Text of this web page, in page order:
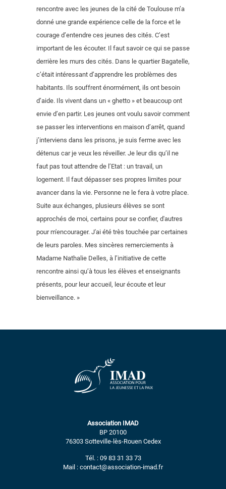
rencontre avec les jeunes de la cité de Toulouse m’a
donné une grande expérience celle de la force et le
courage d’entendre ces jeunes des cités. C’est
important de les écouter. Il faut savoir ce qui se passe
derrière les murs des cités. Dans le quartier Bagatelle,
c’était intéressant d’apprendre les problèmes des
habitants. Ils souffrent énormément, ils ont besoin
d’aide. Ils vivent dans un « ghetto » et beaucoup ont
envie d’en partir. Les jeunes ont voulu savoir comment
se passer les interventions en maison d’arrêt, quand
j’interviens dans les prisons, je suis ferme avec les
détenus car je veux les réveiller. Je leur dis qu’il ne
faut pas tout attendre de l’Etat : un travail, un
logement. Il faut dépasser ses propres limites pour
avancer dans la vie. Personne ne le fera à votre place.
Suite aux échanges, plusieurs élèves se sont
approchés de moi, certains pour se confier, d'autres
pour m'encourager. J'ai été très touchée par certaines
de leurs paroles. Mes sincères remerciements à
Madame Nathalie Delles, à l’initiative de cette
rencontre ainsi qu’à tous les élèves et enseignants
présents, pour leur accueil, leur écoute et leur
bienveillance. »
Association IMAD
BP 20100
76303 Sotteville-lès-Rouen Cedex
Tél. : 09 83 31 33 73
Mail : contact@association-imad.fr